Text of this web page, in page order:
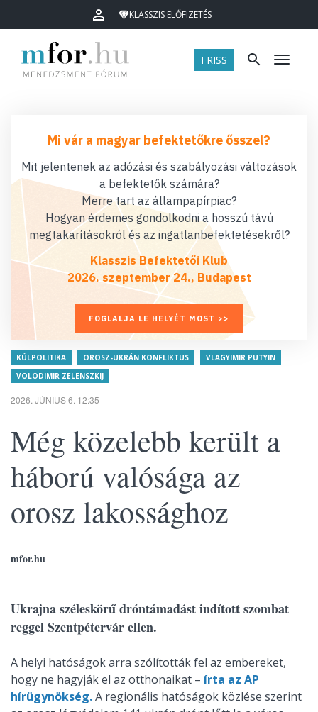
KLASSZIS ELŐFIZETÉS
FRISS Menü
Mi vár a magyar befektetőkre ősszel?
Mit jelentenek az adózási és szabályozási változások
a befektetők számára?
Merre tart az állampapírpiac?
Hogyan érdemes gondolkodni a hosszú távú
megtakarításokról és az ingatlanbefektetésekről?
Klasszis Befektetői Klub
2026. szeptember 24., Budapest
FOGLALJA LE HELYÉT MOST >>
KÜLPOLITIKA OROSZ-UKRÁN KONFLIKTUS
VLAGYIMIR PUTYIN
VOLODIMIR ZELENSZKIJ
2026. JÚNIUS 6. 12:35
Még közelebb került a
háború valósága az
orosz lakossághoz
mfor.hu
Ukrajna széleskörű dróntámadást indított szombat
reggel Szentpétervár ellen.
A helyi hatóságok arra szólították fel az embereket,
hogy ne hagyják el az otthonaikat – írta az AP
hírügynökség.A regionális hatóságok közlése szerint